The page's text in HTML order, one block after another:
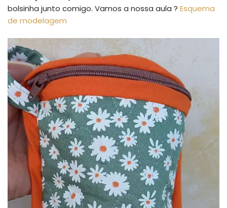
bolsinha junto comigo. Vamos a nossa aula ? Esquema
de modelagem